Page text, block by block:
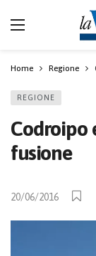
Home Regione
REGIONE
Codroipo
fusione
20/06/2016